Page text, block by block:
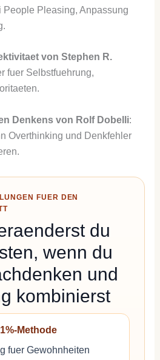
People Pleasing, Anpassung
von Stephen R.
fuer Selbstfuehrung,
Denkens von Rolf Dobelli:
Overthinking und Denkfehler
FUER DEN
du
wenn du
und
kombinierst
Methode
fuer Gewohnheiten